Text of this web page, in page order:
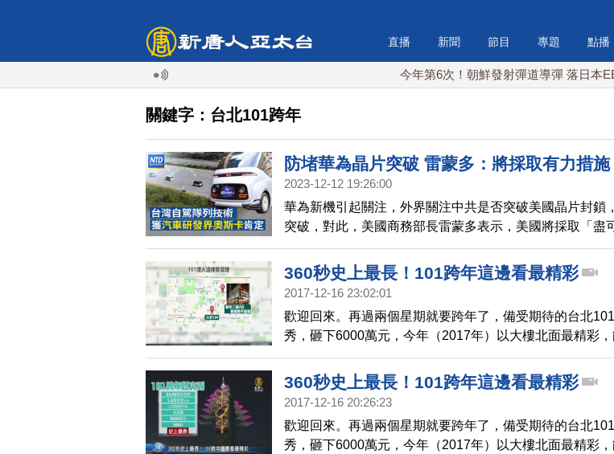
直播 新聞 節目 專題 點播
今年第6次！朝鮮發射彈道導彈 落日本EEZ
關鍵字：台北101跨年
防堵華為晶片突破 雷蒙多：將採取有力措
17架勇鷹機 漢翔國機國造今年度達標｜台灣
列技術 獲汽車研發界奧斯卡肯定｜台北101
首採日本彩色煙火
2023-12-12 19:26:00
華為新機引起關注，外界關注中共是否突破美國晶片封鎖
突破，對此，美國商務部長雷蒙多表示，美國將採取「盡
力」的行動來保護國家安全。 而美國去年通過晶片法案後
款，將3500萬美元（約11億新台幣）的補助款將交給軍工
統，要凸顯法案的首要目標是「國家安全」。 國機國造，
教機，飛往台東交機。 台灣自駕技術研發里程碑。車輛研
(ARTC)開發的自駕隊列技術，成功讓商用車隊應用到一
360秒史上最長！101跨年這邊看最精彩
2017-12-16 23:02:01
歡迎回來。再過兩個星期就要跨年了，備受期待的台北
秀，砸下6000萬元，今年（2017年）以大樓北面最精彩
LED秀、煙火和塔身燈光效果，長達360秒，是史上最長
些地點是最佳的觀賞地點呢？帶您先睹為快。
360秒史上最長！101跨年這邊看最精彩
2017-12-16 20:26:23
歡迎回來。再過兩個星期就要跨年了，備受期待的台北
秀，砸下6000萬元，今年（2017年）以大樓北面最精彩